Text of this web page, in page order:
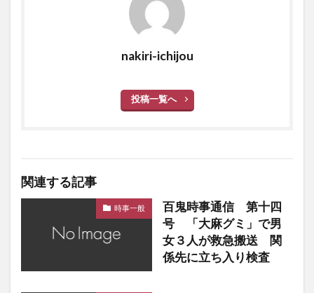
nakiri-ichijou
投稿一覧へ
関連する記事
時事一般
百鬼時事通信 第十四
号 「大麻グミ」で男
女３人が救急搬送 関
係先に立ち入り検査